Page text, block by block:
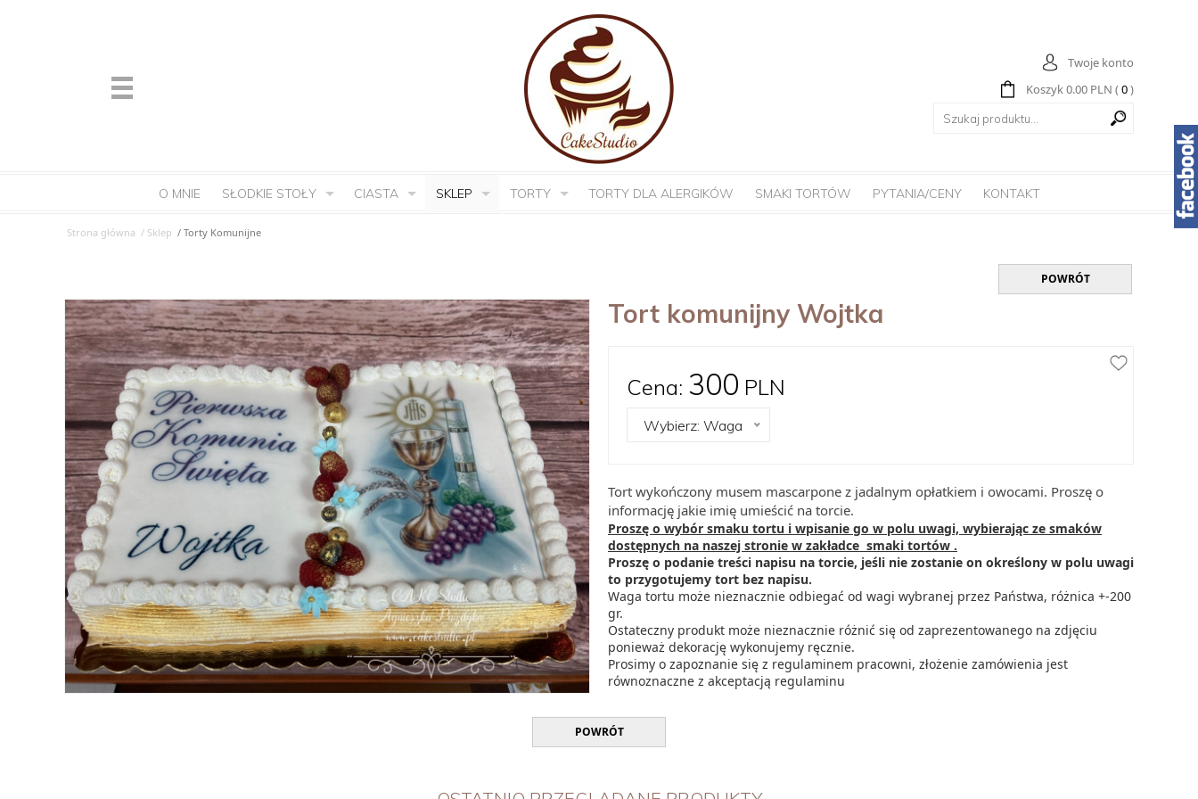
Twoje konto
Koszyk0.00 PLN (0)
O MNIE SŁODKIE STOŁY CIASTA SKLEP TORTY TORTY DLA ALERGIKÓW SMAKI TORTÓW PYTANIA/CENY KONTAKT
Strona główna / Sklep / Torty Komunijne
POWRÓT
Tort komunijny Wojtka
Cena: 300 PLN
Wybierz: Waga
Tort wykończony musem mascarpone z jadalnym opłatkiem i owocami. Proszę o
informację jakie imię umieścić na torcie.
Proszę o wybór smaku tortu i wpisanie go w polu uwagi, wybierając ze smaków
dostępnych na naszej stronie w zakładce smaki tortów .
Proszę o podanie treści napisu na torcie, jeśli nie zostanie on określony w polu uwagi
to przygotujemy tort bez napisu.
Waga tortu może nieznacznie odbiegać od wagi wybranej przez Państwa, różnica +-200
gr.
Ostateczny produkt może nieznacznie różnić się od zaprezentowanego na zdjęciu
ponieważ dekorację wykonujemy ręcznie.
Prosimy o zapoznanie się z regulaminem pracowni, złożenie zamówienia jest
równoznaczne z akceptacją regulaminu
POWRÓT